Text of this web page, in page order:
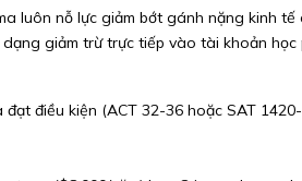
luôn nỗ lực giảm bớt gánh nặng kinh tế
giảm trừ trực tiếp vào tài khoản học
điều kiện (ACT 32-36 hoặc SAT